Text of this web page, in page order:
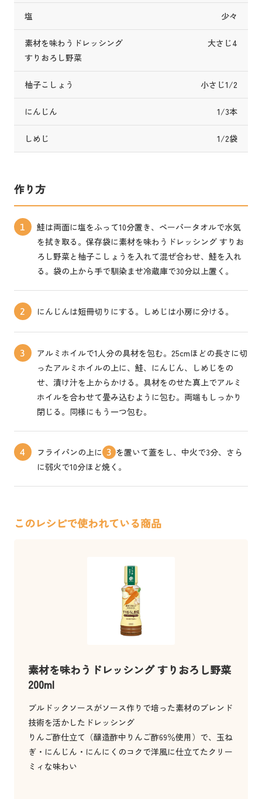
このレシピで使われている商品
素材を味わうドレッシング すりおろし野菜
200ml
ブルドックソースがソース作りで培った素材のブレンド
技術を活かしたドレッシング
りんご酢仕立て（醸造酢中りんご酢69％使用）で、玉ね
ぎ・にんじん・にんにくのコクで洋風に仕立てたクリー
ミィな味わい
塩 少々
素材を味わうドレッシング
すりおろし野菜
大さじ4
柚子こしょう 小さじ1/2
にんじん 1/3本
しめじ 1/2袋
作り方
1
鮭は両面に塩をふって10分置き、ペーパータオルで水気
を拭き取る。保存袋に素材を味わうドレッシング すりお
ろし野菜と柚子こしょうを入れて混ぜ合わせ、鮭を入れ
る。袋の上から手で馴染ませ冷蔵庫で30分以上置く。
2 にんじんは短冊切りにする。しめじは小房に分ける。
3
アルミホイルで1人分の具材を包む。25cmほどの長さに切
ったアルミホイルの上に、鮭、にんじん、しめじをの
せ、漬け汁を上からかける。具材をのせた真上でアルミ
ホイルを合わせて畳み込むように包む。両端もしっかり
閉じる。同様にもう一つ包む。
4 フライパンの上に 3 を置いて蓋をし、中火で3分、さら
に弱火で10分ほど焼く。